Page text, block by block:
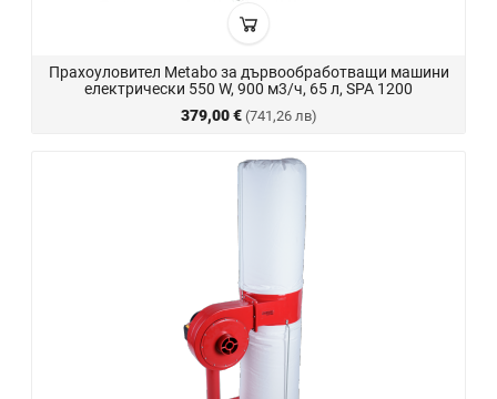
Прахоуловител Metabo за дървообработващи машини
електрически 550 W, 900 м3/ч, 65 л, SPA 1200
379,00 € (741,26 лв)